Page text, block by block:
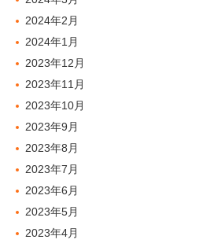
2024年2月
2024年1月
2023年12月
2023年11月
2023年10月
2023年9月
2023年8月
2023年7月
2023年6月
2023年5月
2023年4月